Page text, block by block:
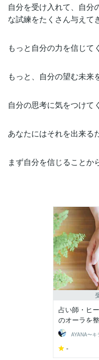
自分を受け入れて、自分
な試練をたくさん与えて
もっと自分の力を信じて
もっと、自分の望む未来
自分の思考に気をつけて
あなたにはそれを出来る
まず自分を信じることか
占い師・ヒ
のオーラを
-